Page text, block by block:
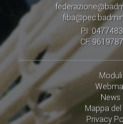
PI:
CF:
Moduli
News
Mappa
Privacy
CENTRI
QUOTE E